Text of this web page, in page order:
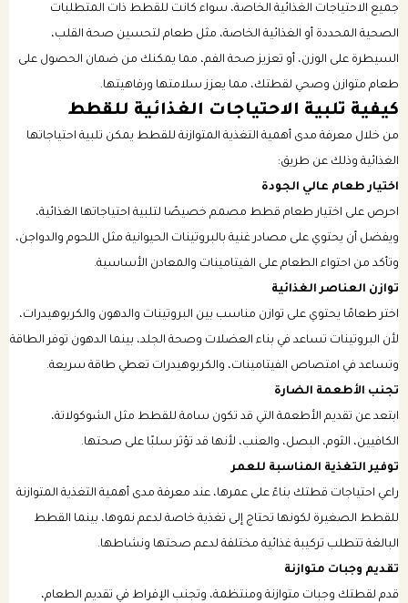
جميع الاحتياجات الغذائية الخاصة، سواء كانت للقطط ذات المتطلبات
الصحية المحددة أو الغذائية الخاصة، مثل طعام لتحسين صحة القلب،
السيطرة على الوزن، أو تعزيز صحة الفم، مما يمكنك من ضمان الحصول على
طعام متوازن وصحي لقطتك، مما يعزز سلامتها ورفاهيتها.
كيفية تلبية الاحتياجات الغذائية للقطط
من خلال معرفة مدى أهمية التغذية المتوازنة للقطط يمكن تلبية احتياجاتها
الغذائية وذلك عن طريق:
اختيار طعام عالي الجودة
احرص على اختيار طعام قطط مصمم خصيصًا لتلبية احتياجاتها الغذائية،
ويفضل أن يحتوي على مصادر غنية بالبروتينات الحيوانية مثل اللحوم والدواجن،
وتأكد من احتواء الطعام على الفيتامينات والمعادن الأساسية.
توازن العناصر الغذائية
اختر طعامًا يحتوي على توازن مناسب بين البروتينات والدهون والكربوهيدرات،
لأن البروتينات تساعد في بناء العضلات وصحة الجلد، بينما الدهون توفر الطاقة
وتساعد في امتصاص الفيتامينات، والكربوهيدرات تعطي طاقة سريعة.
تجنب الأطعمة الضارة
ابتعد عن تقديم الأطعمة التي قد تكون سامة للقطط مثل الشوكولاتة،
الكافيين، الثوم، البصل، والعنب، لأنها قد تؤثر سلبًا على صحتها.
توفير التغذية المناسبة للعمر
راعي احتياجات قطتك بناءً على عمرها، عند معرفة مدى أهمية التغذية المتوازنة
للقطط الصغيرة لكونها تحتاج إلى تغذية خاصة لدعم نموها، بينما القطط
البالغة تتطلب تركيبة غذائية مختلفة لدعم صحتها ونشاطها.
تقديم وجبات متوازنة
قدم لقطتك وجبات متوازنة ومنتظمة، وتجنب الإفراط في تقديم الطعام،